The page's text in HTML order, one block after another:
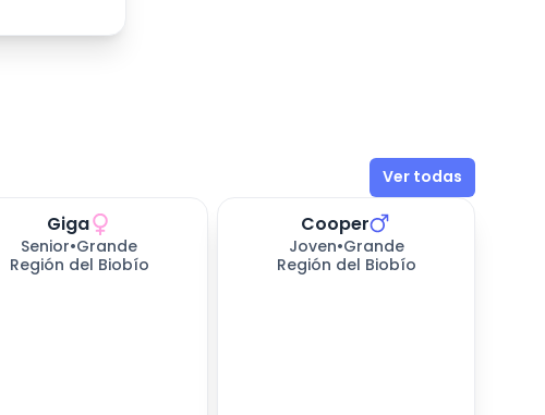
Ver todas
días esperando
Giga
Senior•Grande
Región del Biobío
días esperando
Cooper
Joven•Grande
Región del Biobío